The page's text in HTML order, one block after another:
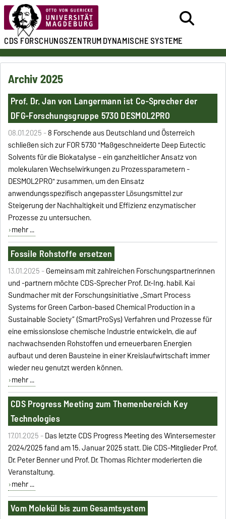
CDSFORSCHUNGSZENTRUMDYNAMISCHE SYSTEME
Archiv 2025
Prof. Dr. Jan von Langermann ist Co-Sprecher der
DFG-Forschungsgruppe 5730 DESMOL2PRO
08.01.2025 -8 Forschende aus Deutschland und Österreich
schließen sich zur FOR 5730 "Maßgeschneiderte Deep Eutectic
Solvents für die Biokatalyse – ein ganzheitlicher Ansatz von
molekularen Wechselwirkungen zu Prozessparametern -
DESMOL2PRO" zusammen, um den Einsatz
anwendungsspezifisch angepasster Lösungsmittel zur
Steigerung der Nachhaltigkeit und Effizienz enzymatischer
Prozesse zu untersuchen.
mehr ...
Fossile Rohstoffe ersetzen
13.01.2025 -Gemeinsam mit zahlreichen Forschungspartnerinnen
und -partnern möchte CDS-Sprecher Prof. Dr.-Ing. habil. Kai
Sundmacher mit der Forschungsinitiative „Smart Process
Systems for Green Carbon-based Chemical Production in a
Sustainable Society“ (SmartProSys) Verfahren und Prozesse für
eine emissionslose chemische Industrie entwickeln, die auf
nachwachsenden Rohstoffen und erneuerbaren Energien
aufbaut und deren Bausteine in einer Kreislaufwirtschaft immer
wieder neu genutzt werden können.
mehr ...
CDS Progress Meeting zum Themenbereich Key
Technologies
17.01.2025 -Das letzte CDS Progress Meeting des Wintersemester
2024/2025 fand am 15. Januar 2025 statt. Die CDS-Mitglieder Prof.
Dr. Peter Benner und Prof. Dr. Thomas Richter moderierten die
Veranstaltung.
mehr ...
Vom Molekül bis zum Gesamtsystem